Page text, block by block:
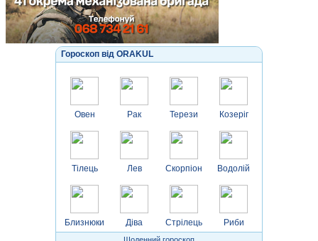
Гороскоп від ORAKUL
Овен
Тілець
Близнюки
Рак
Лев
Діва
Терези
Скорпіон
Стрілець
Козеріг
Водолій
Риби